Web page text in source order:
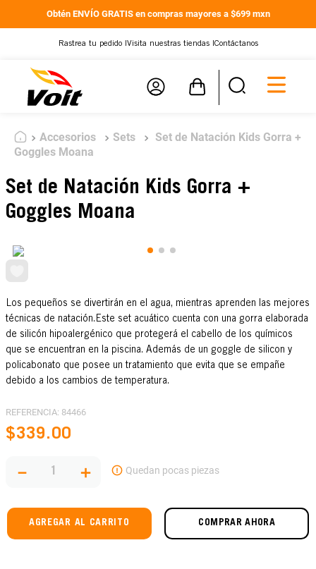
Obtén ENVÍO GRATIS en compras mayores a $699 mxn
Rastrea tu pedido | Visita nuestras tiendas | Contáctanos
Accesorios Sets
Set de Natación Kids Gorra +
Goggles Moana
Set de Natación Kids Gorra +
Goggles Moana
Los pequeños se divertirán en el agua, mientras aprenden las mejores
técnicas de natación.Este set acuático cuenta con una gorra elaborada
de silicón hipoalergénico que protegerá el cabello de los químicos
que se encuentran en la piscina. Además de un goggle de silicon y
policabonato que posee un tratamiento que evita que se empañe
debido a los cambios de temperatura.
REFERENCIA: 84466
$339.00
＋
－
AGREGAR AL CARRITO COMPRAR AHORA